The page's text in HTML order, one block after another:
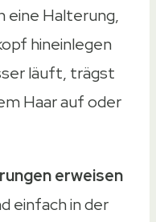
eine Halterung,
hineinlegen
läuft, trägst
Haar auf oder
erweisen
einfach in der